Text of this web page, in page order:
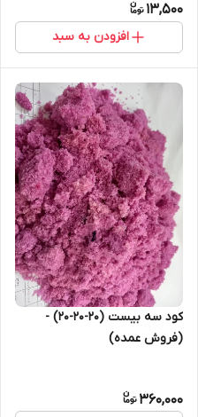
13,500
افزودن به سبد
کود سه بیست (20-20-20) -
(فروش عمده)
360,000